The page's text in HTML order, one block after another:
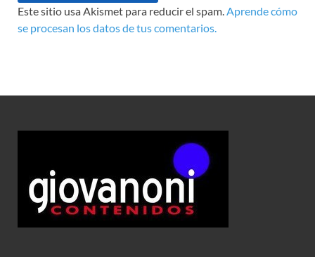
Este sitio usa Akismet para reducir el spam.Aprende cómo
se procesan los datos de tus comentarios.